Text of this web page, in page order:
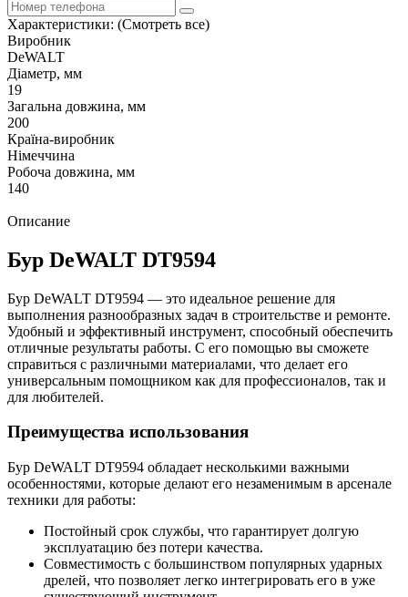
Характеристики: (Смотреть все)
Виробник
DeWALT
Діаметр, мм
19
Загальна довжина, мм
200
Країна-виробник
Німеччина
Робоча довжина, мм
140
Описание
Бур DeWALT DT9594
Бур DeWALT DT9594 — это идеальное решение для
выполнения разнообразных задач в строительстве и ремонте.
Удобный и эффективный инструмент, способный обеспечить
отличные результаты работы. С его помощью вы сможете
справиться с различными материалами, что делает его
универсальным помощником как для профессионалов, так и
для любителей.
Преимущества использования
Бур DeWALT DT9594 обладает несколькими важными
особенностями, которые делают его незаменимым в арсенале
техники для работы:
Постойный срок службы, что гарантирует долгую
эксплуатацию без потери качества.
Совместимость с большинством популярных ударных
дрелей, что позволяет легко интегрировать его в уже